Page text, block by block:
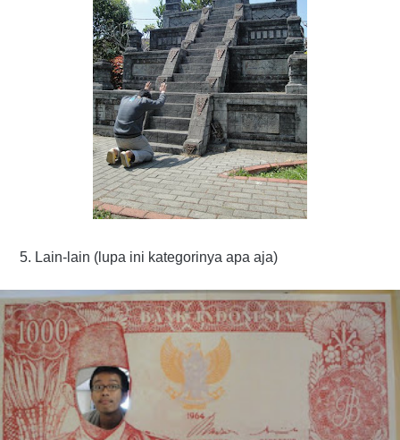
5. Lain-lain (lupa ini kategorinya apa aja)